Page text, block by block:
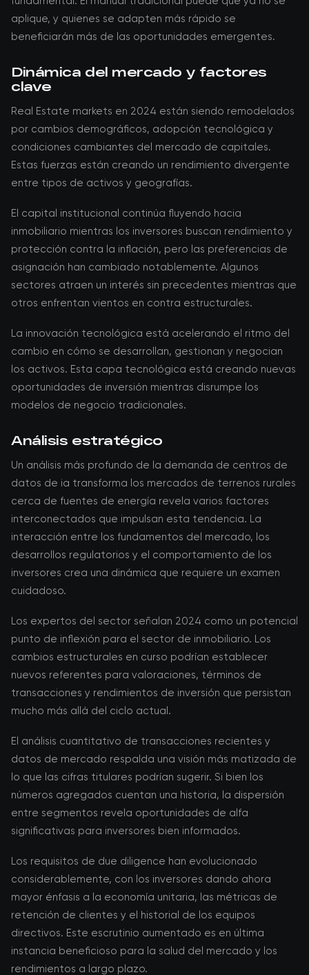
aplique, y quienes se adapten más rápido se
beneficiarán más de las oportunidades emergentes.
Dinámica del mercado y factores
clave
Real Estate markets en 2024 están siendo remodelados
por cambios demográficos, adopción tecnológica y
condiciones cambiantes del mercado de capitales.
Estas fuerzas están creando un rendimiento divergente
entre tipos de activos y geografías.
El capital institucional continúa fluyendo hacia
inmobiliario mientras los inversores buscan rendimiento y
protección contra la inflación, pero las preferencias de
asignación han cambiado notablemente. Algunos
sectores atraen un interés sin precedentes mientras que
otros enfrentan vientos en contra estructurales.
La innovación tecnológica está acelerando el ritmo del
cambio en cómo se desarrollan, gestionan y negocian
los activos. Esta capa tecnológica está creando nuevas
oportunidades de inversión mientras disrumpe los
modelos de negocio tradicionales.
Análisis estratégico
Un análisis más profundo de la demanda de centros de
datos de ia transforma los mercados de terrenos rurales
cerca de fuentes de energía revela varios factores
interconectados que impulsan esta tendencia. La
interacción entre los fundamentos del mercado, los
desarrollos regulatorios y el comportamiento de los
inversores crea una dinámica que requiere un examen
cuidadoso.
Los expertos del sector señalan 2024 como un potencial
punto de inflexión para el sector de inmobiliario. Los
cambios estructurales en curso podrían establecer
nuevos referentes para valoraciones, términos de
transacciones y rendimientos de inversión que persistan
mucho más allá del ciclo actual.
El análisis cuantitativo de transacciones recientes y
datos de mercado respalda una visión más matizada de
lo que las cifras titulares podrían sugerir. Si bien los
números agregados cuentan una historia, la dispersión
entre segmentos revela oportunidades de alfa
significativas para inversores bien informados.
Los requisitos de due diligence han evolucionado
considerablemente, con los inversores dando ahora
mayor énfasis a la economía unitaria, las métricas de
retención de clientes y el historial de los equipos
directivos. Este escrutinio aumentado es en última
instancia beneficioso para la salud del mercado y los
rendimientos a largo plazo.